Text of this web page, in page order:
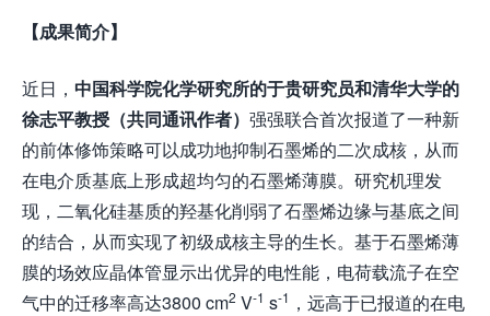
【成果简介】
近日， 中国科学院化学研究所的于贵研究员和清华大学的
徐志平教授（共同通讯作者） 强强联合首次报道了一种新
的前体修饰策略可以成功地抑制石墨烯的二次成核，从而
在电介质基底上形成超均匀的石墨烯薄膜。研究机理发
现，二氧化硅基质的羟基化削弱了石墨烯边缘与基底之间
的结合，从而实现了初级成核主导的生长。基于石墨烯薄
膜的场效应晶体管显示出优异的电性能，电荷载流子在空
气中的迁移率高达3800 cm2 V-1 s-1 ，远高于已报道的在电